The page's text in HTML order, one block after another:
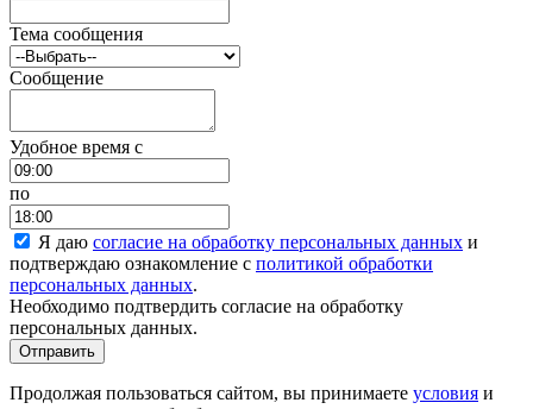
Тема сообщения
Сообщение
Удобное время c
по
Я даю согласие на обработку персональных данных и
подтверждаю ознакомление с политикой обработки
персональных данных.
Необходимо подтвердить согласие на обработку
персональных данных.
Отправить
Продолжая пользоваться сайтом, вы принимаете условия и